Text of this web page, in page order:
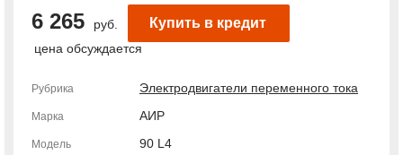
6 265 руб. Купить в кредит
цена обсуждается
Рубрика Электродвигатели переменного тока
Марка АИР
Модель 90 L4